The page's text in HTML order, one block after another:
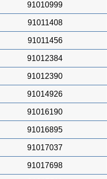
91010999
91011408
91011456
91012384
91012390
91014926
91016190
91016895
91017037
91017698